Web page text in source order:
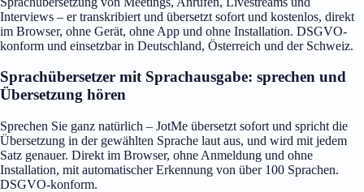
Interviews – er transkribiert und übersetzt sofort und kostenlos, direkt
im Browser, ohne Gerät, ohne App und ohne Installation. DSGVO-
konform und einsetzbar in Deutschland, Österreich und der Schweiz.
Sprachübersetzer mit Sprachausgabe: sprechen und
Übersetzung hören
Sprechen Sie ganz natürlich – JotMe übersetzt sofort und spricht die
Übersetzung in der gewählten Sprache laut aus, und wird mit jedem
Satz genauer. Direkt im Browser, ohne Anmeldung und ohne
Installation, mit automatischer Erkennung von über 100 Sprachen.
DSGVO-konform.